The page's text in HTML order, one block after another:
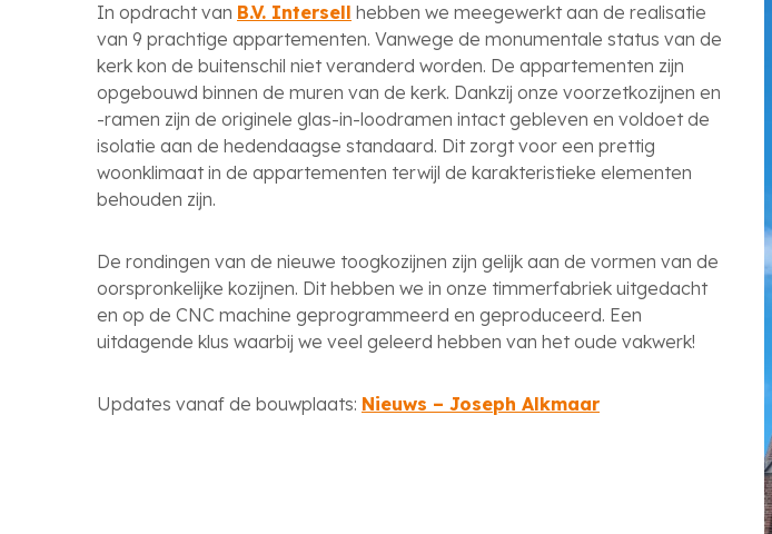
In opdracht van B.V. Intersell hebben we meegewerkt aan de realisatie
van 9 prachtige appartementen. Vanwege de monumentale status van de
kerk kon de buitenschil niet veranderd worden. De appartementen zijn
opgebouwd binnen de muren van de kerk. Dankzij onze voorzetkozijnen en
-ramen zijn de originele glas-in-loodramen intact gebleven en voldoet de
isolatie aan de hedendaagse standaard. Dit zorgt voor een prettig
woonklimaat in de appartementen terwijl de karakteristieke elementen
behouden zijn.
De rondingen van de nieuwe toogkozijnen zijn gelijk aan de vormen van de
oorspronkelijke kozijnen. Dit hebben we in onze timmerfabriek uitgedacht
en op de CNC machine geprogrammeerd en geproduceerd. Een
uitdagende klus waarbij we veel geleerd hebben van het oude vakwerk!
Updates vanaf de bouwplaats: Nieuws – Joseph Alkmaar